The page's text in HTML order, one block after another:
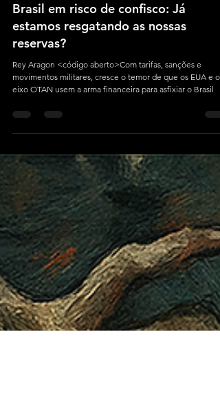
Rey Aragon
9 min de leitura
Brasil em risco de confisco: Já
estamos resgatando as nossas
reservas?
Rey Aragon <código aberto>Com tarifas, sanções e
eixo OTAN usem a arma financeira para asfixiar o Brasil